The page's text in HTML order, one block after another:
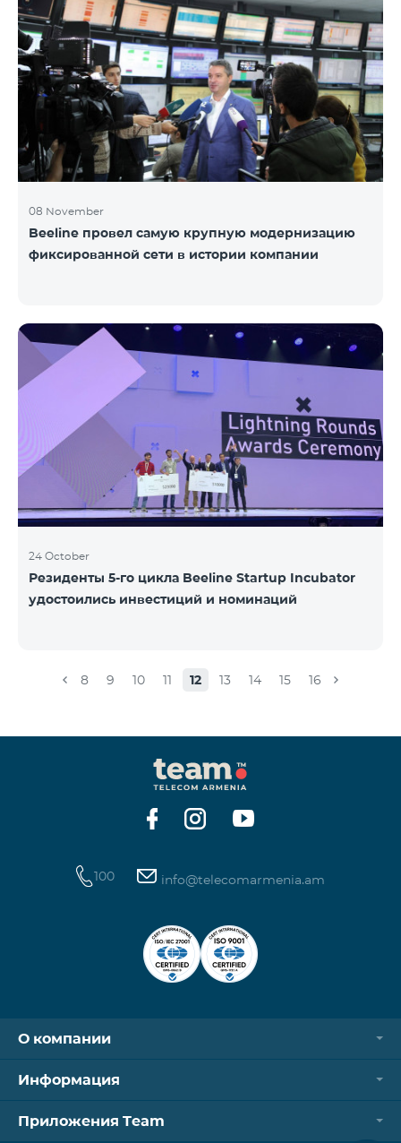
операторов. Постоянным пользователем услуг
передачи данных считается тот абонент, который с
одним и тем же телефонным аппаратом (кодом
IMEI) пользуется услугами роуминга 91 и более
суммарных дней в течение 120 дней. Исходя из
требований закона Турции, Team предупреждает
своих а
08 November
Beeline провел самую крупную модернизацию
фиксированной сети в истории компании
24 October
Резиденты 5-го цикла Beeline Startup Incubator
удостоились инвестиций и номинаций
8 9 10 11 12 13 14 15 16
100 info@telecomarmenia.am
О компании
Информация
Приложения Team